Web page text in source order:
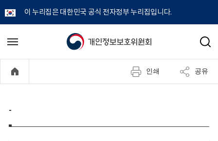
이 누리집은 대한민국 공식 전자정부 누리집입니다.
개
정
보
메
기
검
인쇄 공유
-